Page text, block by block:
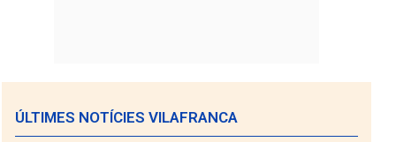
ÚLTIMES NOTÍCIES VILAFRANCA